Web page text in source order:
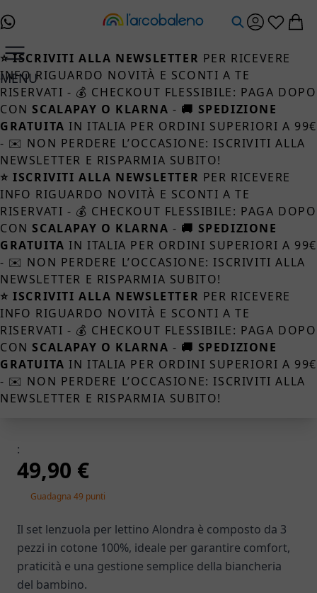
MENU
⭐ ISCRIVITI ALLA NEWSLETTER PER RICEVERE
INFO RIGUARDO NOVITÀ E SCONTI A TE
RISERVATI - 💰 CHECKOUT FLESSIBILE: PAGA DOPO
CON SCALAPAY O KLARNA - 🚚 SPEDIZIONE
GRATUITA IN ITALIA PER ORDINI SUPERIORI A 99€
- ✉️ NON PERDERE L’OCCASIONE: ISCRIVITI ALLA
NEWSLETTER E RISPARMIA SUBITO!
⭐ ISCRIVITI ALLA NEWSLETTER PER RICEVERE
INFO RIGUARDO NOVITÀ E SCONTI A TE
RISERVATI - 💰 CHECKOUT FLESSIBILE: PAGA DOPO
CON SCALAPAY O KLARNA - 🚚 SPEDIZIONE
GRATUITA IN ITALIA PER ORDINI SUPERIORI A 99€
- ✉️ NON PERDERE L’OCCASIONE: ISCRIVITI ALLA
NEWSLETTER E RISPARMIA SUBITO!
⭐ ISCRIVITI ALLA NEWSLETTER PER RICEVERE
INFO RIGUARDO NOVITÀ E SCONTI A TE
RISERVATI - 💰 CHECKOUT FLESSIBILE: PAGA DOPO
CON SCALAPAY O KLARNA - 🚚 SPEDIZIONE
GRATUITA IN ITALIA PER ORDINI SUPERIORI A 99€
- ✉️ NON PERDERE L’OCCASIONE: ISCRIVITI ALLA
NEWSLETTER E RISPARMIA SUBITO!
:
49,90 €
Guadagna 49 punti
Il set lenzuola per lettino Alondra è composto da 3
pezzi in cotone 100%, ideale per garantire comfort,
praticità e una gestione semplice della biancheria
del bambino.